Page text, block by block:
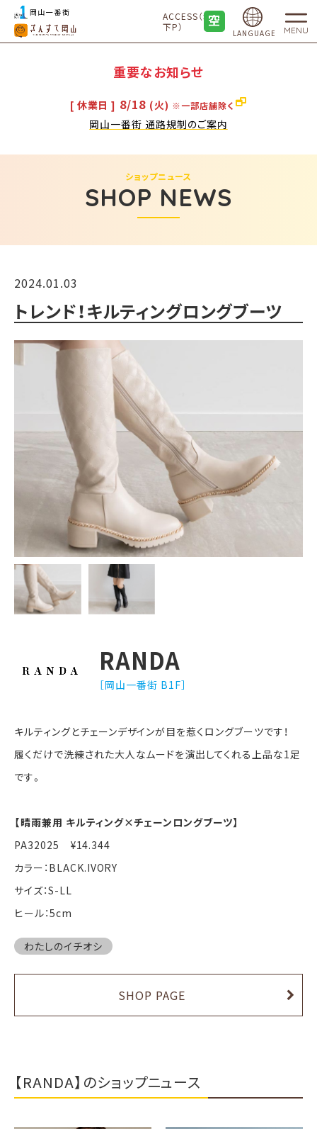
ACCESS（地
下P）
LANGUAGE MENU
重要なお知らせ
[ 休業日 ] 8/18 (火) ※一部店舗除く
岡山一番街 通路規制のご案内
SHOP NEWS
ショップニュース
2024.01.03
トレンド！キルティングロングブーツ
RANDA
［岡山一番街 B1F］
キルティングとチェーンデザインが目を惹くロングブーツです！
履くだけで洗練された大人なムードを演出してくれる上品な1足
です。
【晴雨兼用 キルティング×チェーンロングブーツ】
PA32025 ¥14.344
カラー：BLACK.IVORY
サイズ：S-LL
ヒール：5cm
わたしのイチオシ
SHOP PAGE
【RANDA】のショップニュース